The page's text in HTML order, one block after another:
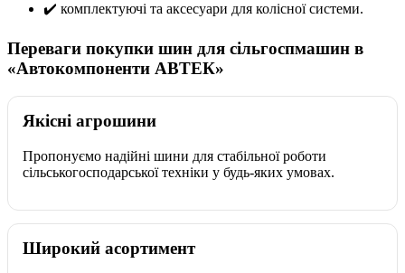
✔️ комплектуючі та аксесуари для колісної системи.
Переваги покупки шин для сільгоспмашин в
«Автокомпоненти АВТЕК»
Якісні агрошини
Пропонуємо надійні шини для стабільної роботи
сільськогосподарської техніки у будь-яких умовах.
Широкий асортимент